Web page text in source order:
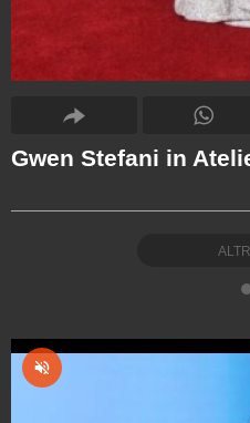
Gwen Stefani in